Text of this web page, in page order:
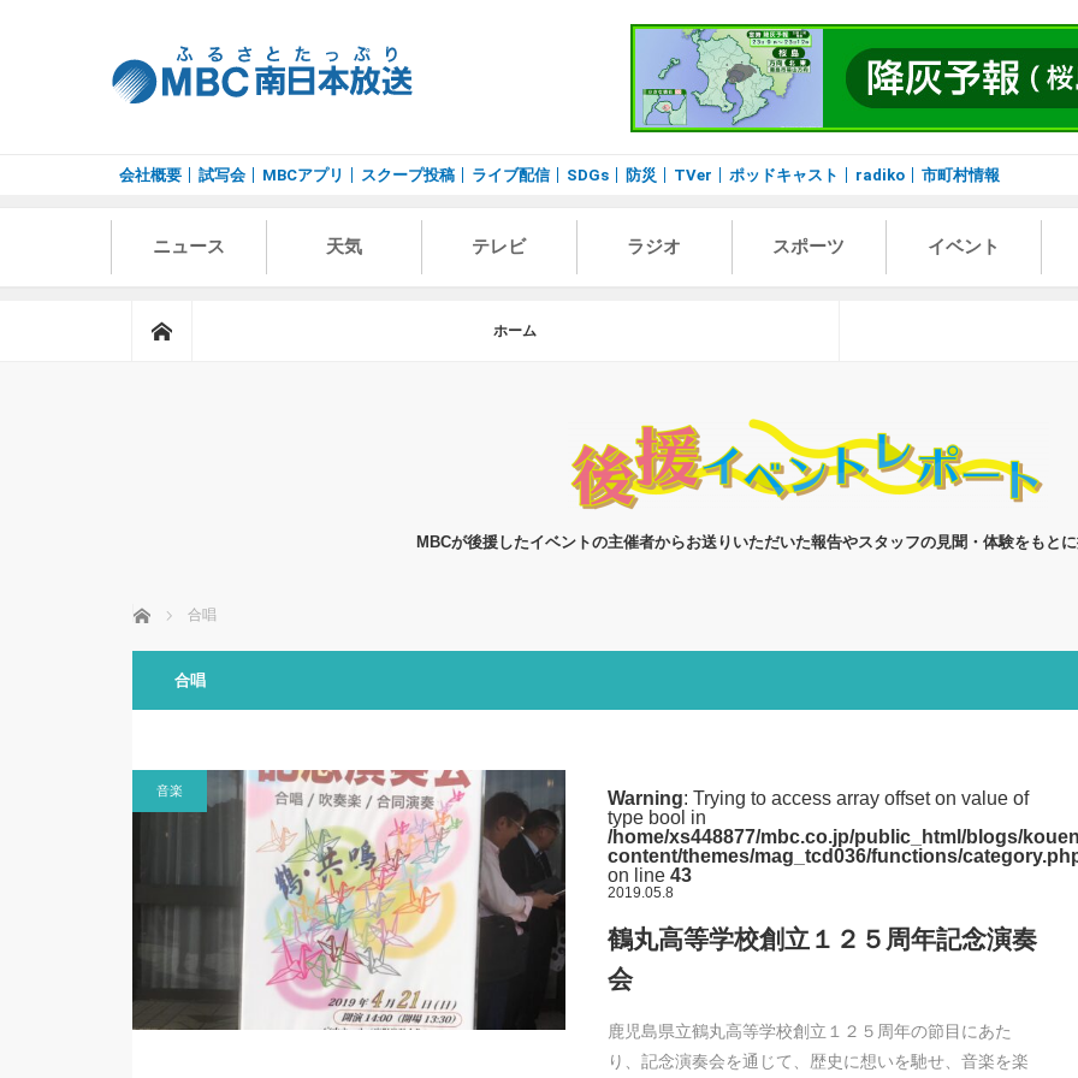
会社概要 試写会 MBCアプリ スクープ投稿 ライブ配信 SDGs 防災 TVer ポッドキャスト radiko 市町村情報
ニュース 天気 テレビ ラジオ スポーツ イベント
ホーム
MBCが後援したイベントの主催者からお送りいただいた報告やスタッフの見聞・体験をもとに
ホーム 合唱
合唱
Warning: Trying to access array offset on value of
type bool in
/home/xs448877/mbc.co.jp/public_html/blogs/
content/themes/mag_tcd036/functions/
on line 43
音楽
2019.05.8
鶴丸高等学校創立１２５周年記念演奏
会
鹿児島県立鶴丸高等学校創立１２５周年の節目にあた
り、記念演奏会を通じて、歴史に想いを馳せ、音楽を楽